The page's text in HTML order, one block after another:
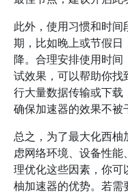
此外，使用习惯和时
期，比如晚上或节假
降。合理安排使用时间
试效果，可以帮助你
行大量数据传输或下
确保加速器的效果不被
总之，为了最大化西
虑网络环境、设备性
理优化这些因素，你
柚加速器的优势。若